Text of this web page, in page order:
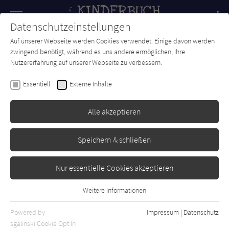
SUCHE Forum Charts Newsletter
Michael Escoffier
Zu Hilfe !!!
Erschienen: Juli 2010 0
Datenschutzeinstellungen
Auf unserer Webseite werden Cookies verwendet. Einige davon werden
zwingend benötigt, während es uns andere ermöglichen, Ihre
Nutzererfahrung auf unserer Webseite zu verbessern.
Essentiell Externe Inhalte
Alle akzeptieren
Speichern & schließen
Nur essentielle Cookies akzeptieren
Essentielle Cookies werden für grundlegende Funktionen der
Webseite benötigt. Dadurch ist gewährleistet, dass die Webseite
Weitere Informationen
Powered by
sgalinski Cookie Opt In
Impressum | Datenschutz